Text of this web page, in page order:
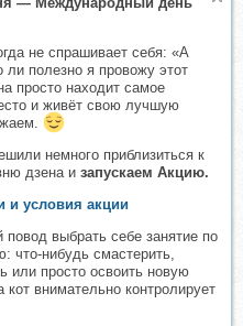
не спрашивает себя: «А
ли полезно я провожу этот
просто находит самое
и живёт свою лучшую
немного приблизиться к
дзена и запускаем Акцию.
и условия акции
повод выбрать себе занятие по
что-нибудь смастерить,
или просто освоить новую
кот внимательно контролирует
Дивия
складчин